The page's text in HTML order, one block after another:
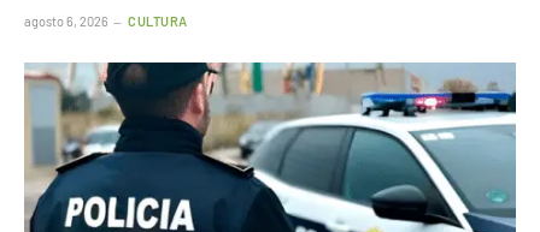
agosto 6, 2026 CULTURA